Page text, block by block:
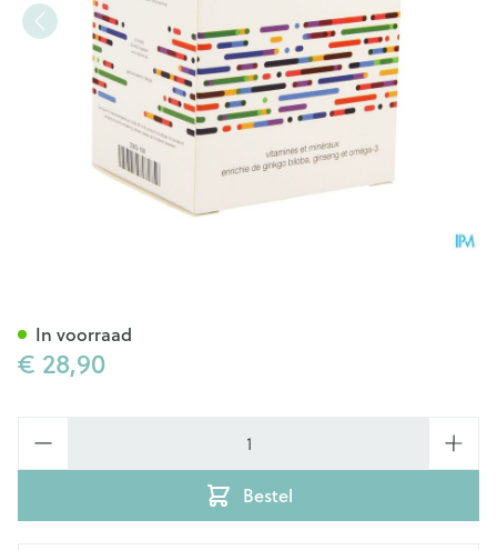
€ 28,90
Bestel
In voorraad